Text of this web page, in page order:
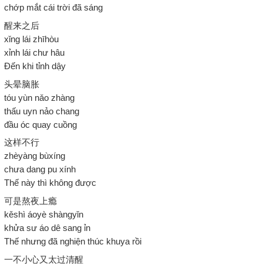
chớp mắt cái trời đã sáng
醒来之后
xǐng lái zhīhòu
xỉnh lái chư hâu
Đến khi tỉnh dậy
头晕脑胀
tóu yùn nǎo zhàng
thấu uyn nảo chang
đầu óc quay cuồng
这样不行
zhèyàng bùxíng
chưa dang pu xính
Thế này thì không được
可是熬夜上瘾
kěshì áoyè shàngyǐn
khửa sư áo dê sang ỉn
Thế nhưng đã nghiện thúc khuya rồi
一不小心又太过清醒